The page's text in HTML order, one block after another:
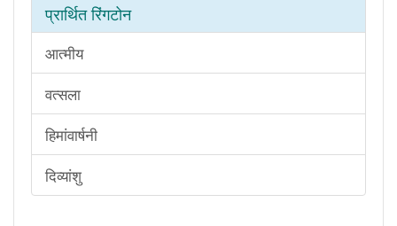
प्रार्थित रिंगटोन
आत्मीय
वत्सला
हिमांवार्षनी
दिव्यांशु